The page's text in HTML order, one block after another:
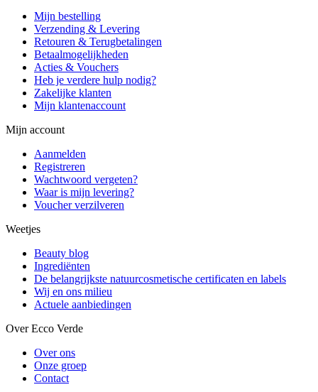
Mijn bestelling
Verzending & Levering
Retouren & Terugbetalingen
Betaalmogelijkheden
Acties & Vouchers
Heb je verdere hulp nodig?
Zakelijke klanten
Mijn klantenaccount
Mijn account
Aanmelden
Registreren
Wachtwoord vergeten?
Waar is mijn levering?
Voucher verzilveren
Weetjes
Beauty blog
Ingrediënten
De belangrijkste natuurcosmetische certificaten en labels
Wij en ons milieu
Actuele aanbiedingen
Over Ecco Verde
Over ons
Onze groep
Contact